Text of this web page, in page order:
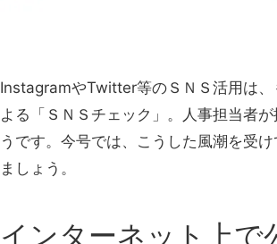
InstagramやTwitter等のＳＮＳ活用は、
よる「ＳＮＳチェック」。人事担当者
うです。今号では、こうした風潮を受
ましょう。
インターネット上で